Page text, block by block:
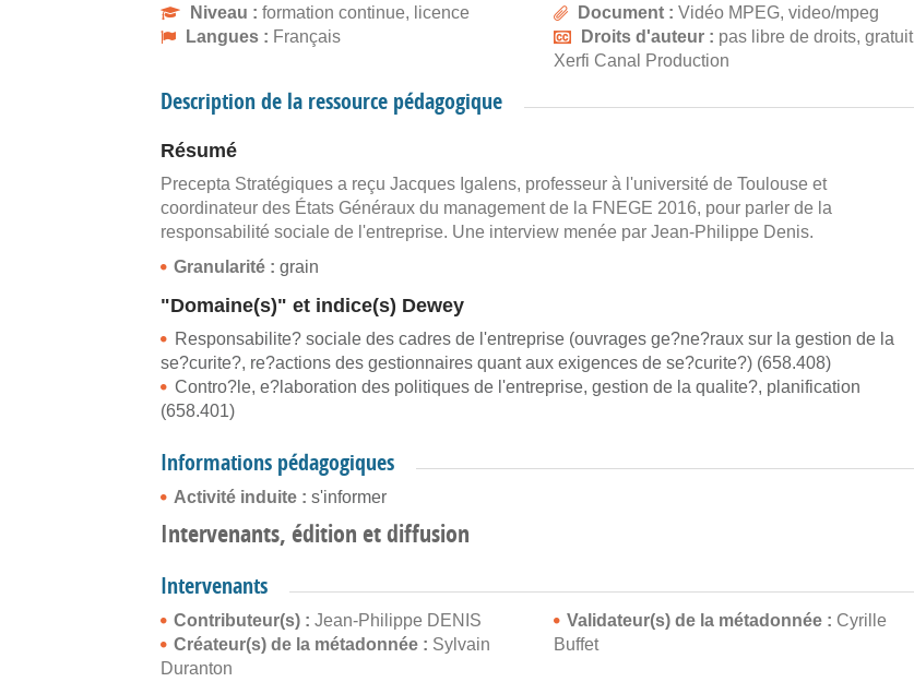
Niveau : formation continue, licence
Langues : Français
Document : Vidéo MPEG, video/mpeg
Droits d'auteur : pas libre de droits, gratuit
Xerfi Canal Production
Description de la ressource pédagogique
Résumé
Precepta Stratégiques a reçu Jacques Igalens, professeur à l'université de Toulouse et
coordinateur des États Généraux du management de la FNEGE 2016, pour parler de la
responsabilité sociale de l'entreprise. Une interview menée par Jean-Philippe Denis.
Granularité : grain
"Domaine(s)" et indice(s) Dewey
Responsabilite? sociale des cadres de l'entreprise (ouvrages ge?ne?raux sur la gestion de la
se?curite?, re?actions des gestionnaires quant aux exigences de se?curite?) (658.408)
Contro?le, e?laboration des politiques de l'entreprise, gestion de la qualite?, planification
(658.401)
Informations pédagogiques
Activité induite : s'informer
Intervenants, édition et diffusion
Intervenants
Contributeur(s) : Jean-Philippe DENIS
Créateur(s) de la métadonnée : Sylvain
Duranton
Validateur(s) de la métadonnée : Cyrille
Buffet